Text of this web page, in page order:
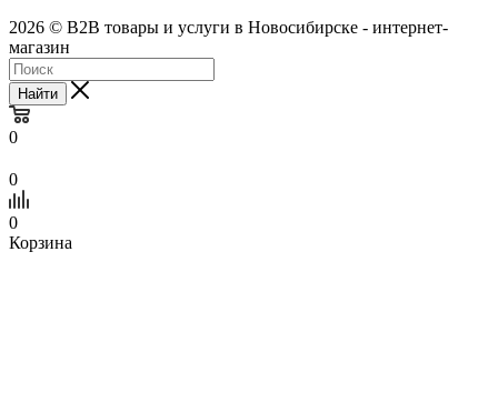
2026 © B2B товары и услуги в Новосибирске - интернет-
магазин
Найти
0
0
0
Корзина